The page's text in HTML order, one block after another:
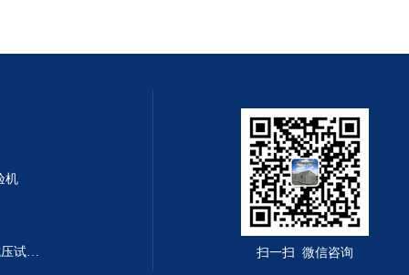
机
DYE-300B型全自动恒应力抗折抗压试验机 扫一扫 微信咨询